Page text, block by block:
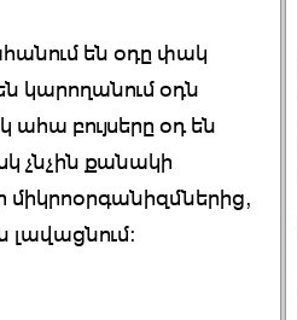
են օդը փակ
կարողանում օդն
բույսերը օդ են
չնչին քանակի
միկրոօրգանիզմներից,
լավացնում: